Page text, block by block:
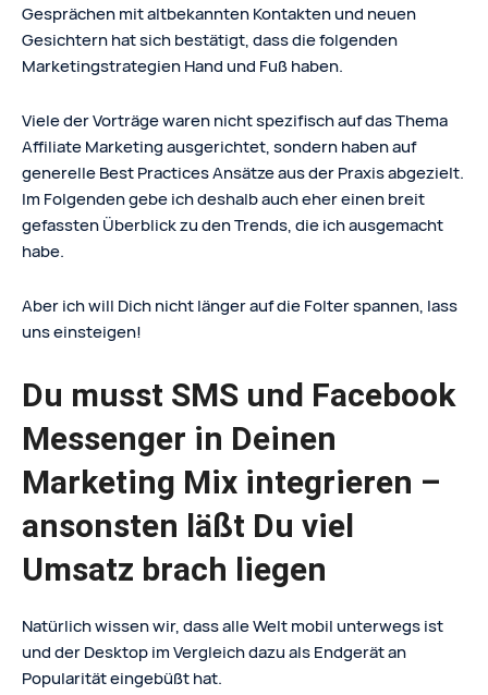
Gesprächen mit altbekannten Kontakten und neuen
Gesichtern hat sich bestätigt, dass die folgenden
Marketingstrategien Hand und Fuß haben.
Viele der Vorträge waren nicht spezifisch auf das Thema
Affiliate Marketing ausgerichtet, sondern haben auf
generelle Best Practices Ansätze aus der Praxis abgezielt.
Im Folgenden gebe ich deshalb auch eher einen breit
gefassten Überblick zu den Trends, die ich ausgemacht
habe.
Aber ich will Dich nicht länger auf die Folter spannen, lass
uns einsteigen!
Du musst SMS und Facebook
Messenger in Deinen
Marketing Mix integrieren –
ansonsten läßt Du viel
Umsatz brach liegen
Natürlich wissen wir, dass alle Welt mobil unterwegs ist
und der Desktop im Vergleich dazu als Endgerät an
Popularität eingebüßt hat.